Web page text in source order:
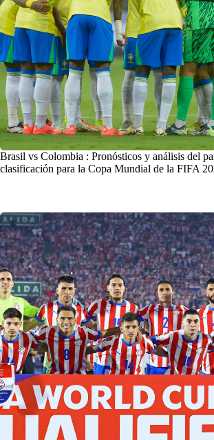
Brasil vs Colombia : Pronósticos y análisis del
clasificación para la Copa Mundial de la FIFA